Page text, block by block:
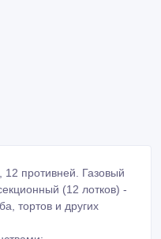
противней. Газовый
(12 лотков) -
тортов и других